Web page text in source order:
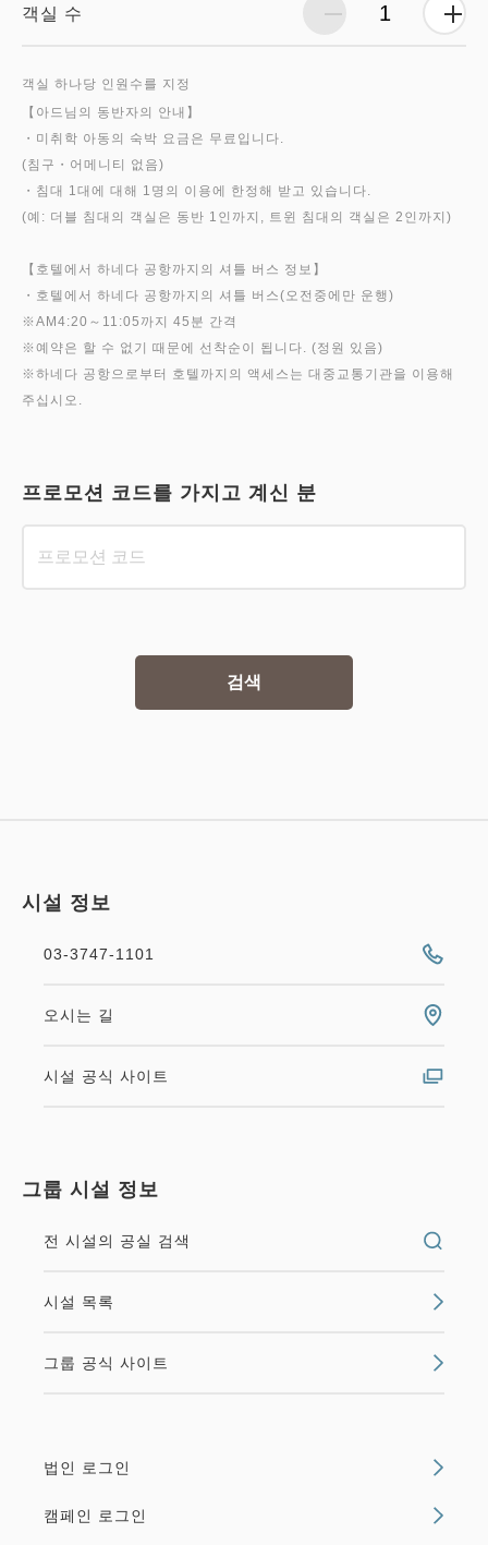
객실 수
객실 하나당 인원수를 지정
【아드님의 동반자의 안내】
・미취학 아동의 숙박 요금은 무료입니다.
(침구・어메니티 없음)
・침대 1대에 대해 1명의 이용에 한정해 받고 있습니다.
(예: 더블 침대의 객실은 동반 1인까지, 트윈 침대의 객실은 2인까지)
【호텔에서 하네다 공항까지의 셔틀 버스 정보】
・호텔에서 하네다 공항까지의 셔틀 버스(오전중에만 운행)
※AM4:20～11:05까지 45분 간격
※예약은 할 수 없기 때문에 선착순이 됩니다. (정원 있음)
※하네다 공항으로부터 호텔까지의 액세스는 대중교통기관을 이용해
프로모션 코드를 가지고 계신 분
검색
시설 정보
03-3747-1101
오시는 길
시설 공식 사이트
그룹 시설 정보
전 시설의 공실 검색
시설 목록
그룹 공식 사이트
법인 로그인
캠페인 로그인